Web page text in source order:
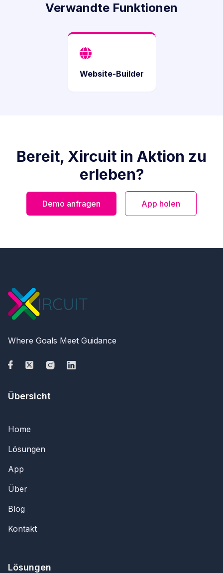
Verwandte Funktionen
Website-Builder
Bereit, Xircuit in Aktion zu
erleben?
Demo anfragen App holen
Where Goals Meet Guidance
Übersicht
Home
Lösungen
App
Über
Blog
Kontakt
Lösungen